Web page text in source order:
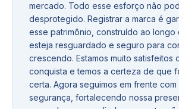
mercado. Todo esse esforço não
desprotegido. Registrar a marca é
esse patrimônio, construído ao longo
esteja resguardado e seguro para
crescendo. Estamos muito satisfeitos
conquista e temos a certeza de que
certa. Agora seguimos em frente com
segurança, fortalecendo nossa